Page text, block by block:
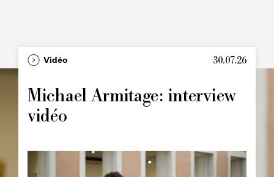
TypeVidéo 30.07.26
Michael Armitage: interview
vidéo